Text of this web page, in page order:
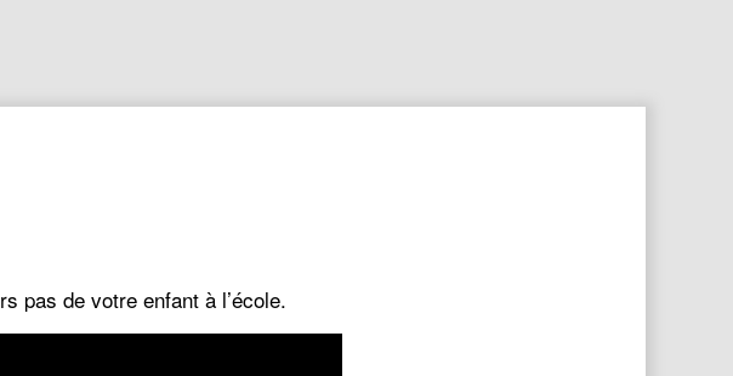
pas de votre enfant à l’école.